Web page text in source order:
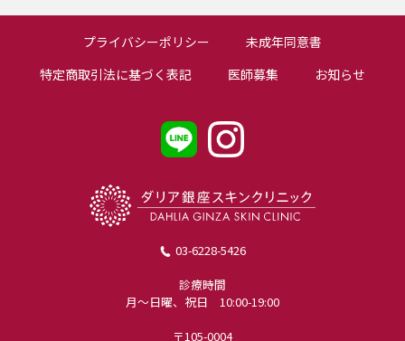
プライバシーポリシー
未成年同意書
特定商取引法に基づく表記
医師募集 お知らせ
03-6228-5426
診療時間
月〜日曜、祝日 10:00-19:00
〒105-0004